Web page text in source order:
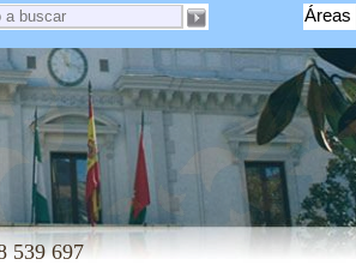
Áreas
539 697